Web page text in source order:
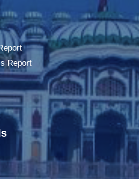
Report